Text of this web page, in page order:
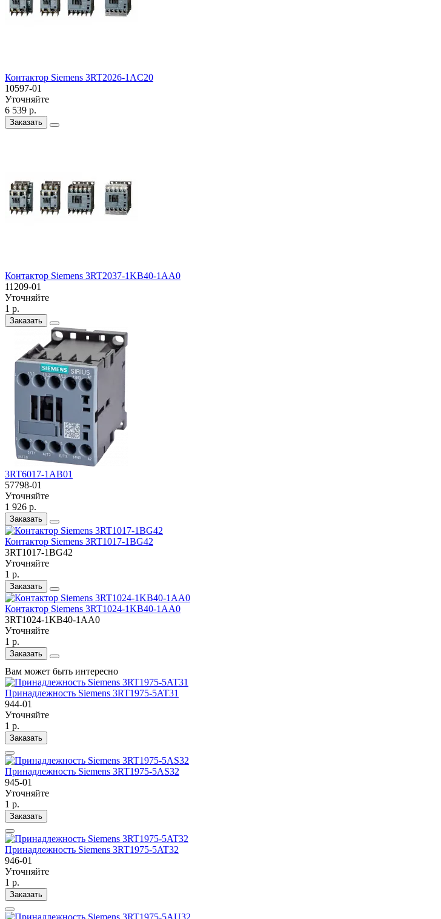
Контактор Siemens 3RT2026-1AC20
10597-01
Уточняйте
6 539 р.
Заказать
Контактор Siemens 3RT2037-1KB40-1AA0
11209-01
Уточняйте
1 р.
Заказать
3RT6017-1AB01
57798-01
Уточняйте
1 926 р.
Заказать
Контактор Siemens 3RT1017-1BG42
3RT1017-1BG42
Уточняйте
1 р.
Заказать
Контактор Siemens 3RT1024-1KB40-1AA0
3RT1024-1KB40-1AA0
Уточняйте
1 р.
Заказать
Вам может быть интересно
Принадлежность Siemens 3RT1975-5AT31
944-01
Уточняйте
1 р.
Заказать
Принадлежность Siemens 3RT1975-5AS32
945-01
Уточняйте
1 р.
Заказать
Принадлежность Siemens 3RT1975-5AT32
946-01
Уточняйте
1 р.
Заказать